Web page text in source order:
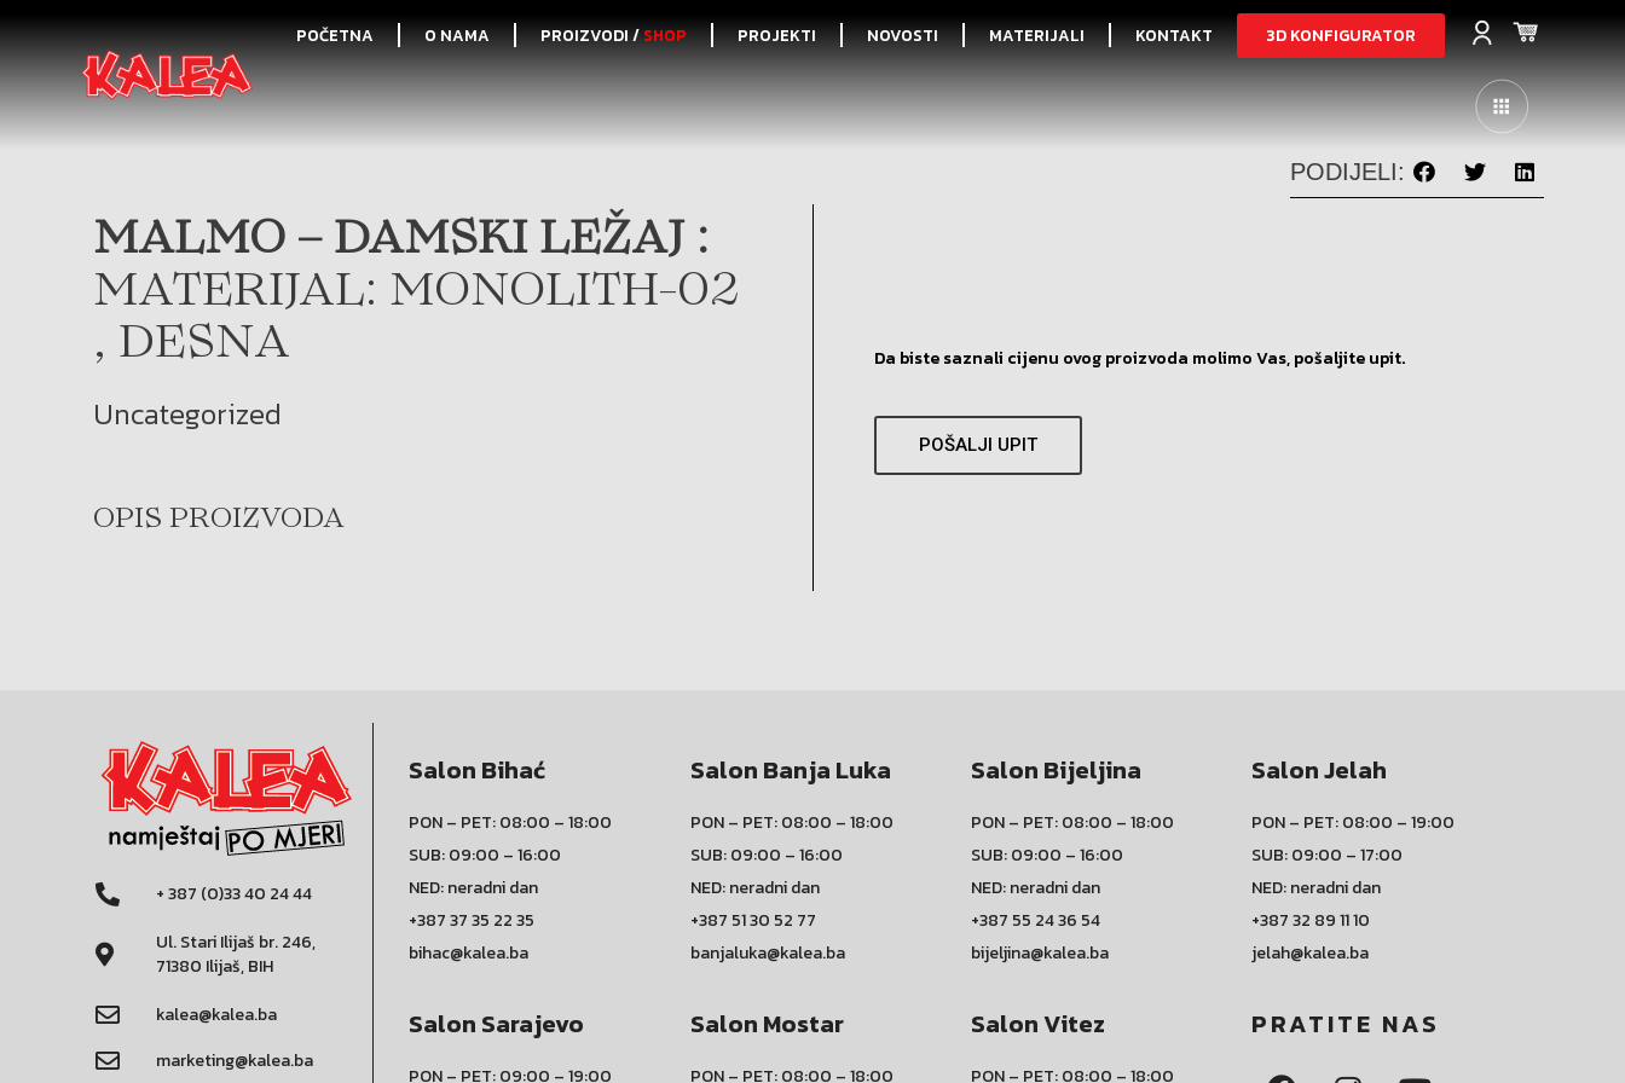
POČETNA O NAMA PROIZVODI /SHOP PROJEKTI NOVOSTI MATERIJALI KONTAKT 3D KONFIGURATOR
PODIJELI:
MALMO – DAMSKI LEŽAJ :
MATERIJAL: MONOLITH-02
, DESNA
Uncategorized
OPIS PROIZVODA
Da biste saznali cijenu ovog proizvoda molimo Vas, pošaljite upit.
POŠALJI UPIT
+ 387 (0)33 40 24 44
Ul. Stari Ilijaš br. 246,
71380 Ilijaš, BIH
kalea@kalea.ba
marketing@kalea.ba
Salon Bihać
PON – PET: 08:00 – 18:00
SUB: 09:00 – 16:00
NED: neradni dan
+387 37 35 22 35
bihac@kalea.ba
Salon Banja Luka
PON – PET: 08:00 – 18:00
SUB: 09:00 – 16:00
NED: neradni dan
+387 51 30 52 77
banjaluka@kalea.ba
Salon Bijeljina
PON – PET: 08:00 – 18:00
SUB: 09:00 – 16:00
NED: neradni dan
+387 55 24 36 54
bijeljina@kalea.ba
Salon Jelah
PON – PET: 08:00 – 19:00
SUB: 09:00 – 17:00
NED: neradni dan
+387 32 89 11 10
jelah@kalea.ba
Salon Sarajevo
PON – PET: 09:00 – 19:00
Salon Mostar
PON – PET: 08:00 – 18:00
Salon Vitez
PON – PET: 08:00 – 18:00
PRATITE NAS